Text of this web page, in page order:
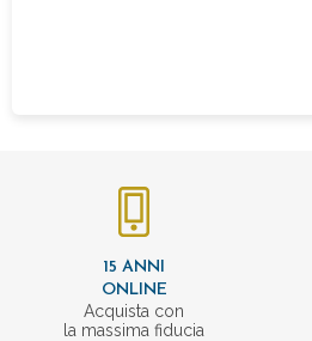
15 ANNI
ONLINE
Acquista con
la massima fiducia